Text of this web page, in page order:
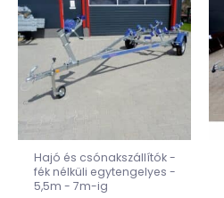
Hajó és csónakszállítók -
fék nélküli egytengelyes -
5,5m - 7m-ig